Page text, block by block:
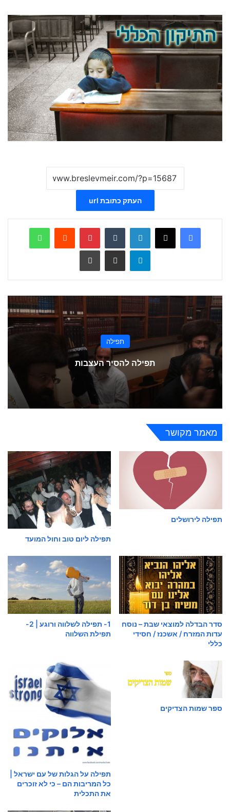
העתק כתובת url
X
Telegram הדפס
תפילה
תפילה להסיר העצבות
מאמר מקושר
תפילה לירושלים
תפילה ליום טוב וחול המועד
סדר הבדלה למוצאי שבת – נוסח
עדות המזרח / אשכנז / חסידי
כללי
1- תפילה לשלווה ורוגע | 2-
תפילת השלווה
ספר שמות הצדיקים
תפילה על הגלות של עם ישראל |
כל המריבות הם – כי לא זוכרים
את התכלית